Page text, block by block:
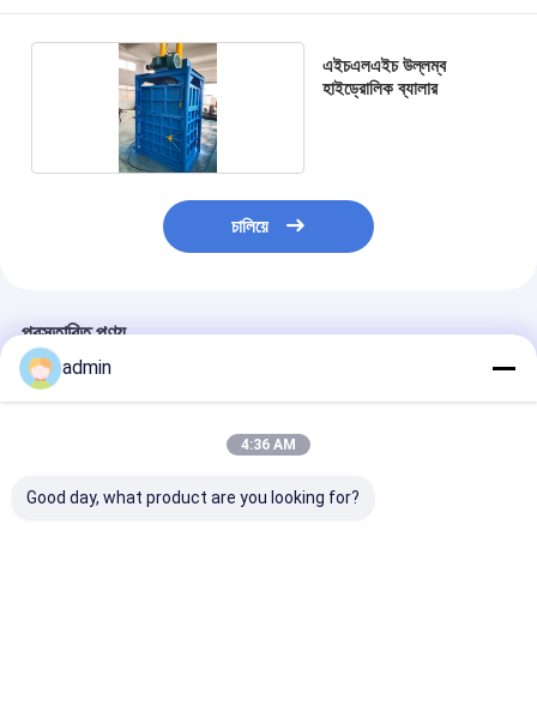
এইচএলএইচ উল্লম্ব
হাইড্রোলিক ব্যালার
চালিয়ে
প্রস্তাবিত পণ্য
admin
4:36 AM
Good day, what product are you looking for?